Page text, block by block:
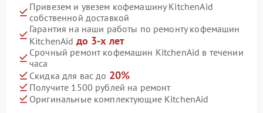
Привезем и увезем кофемашину KitchenAid
собственной доставкой
Гарантия на наши работы по ремонту кофемашин
KitchenAid до 3-х лет
Срочный ремонт кофемашин KitchenAid в течении
часа
Скидка для вас до 20%
Получите 1500 рублей на ремонт
Оригинальные комплектующие KitchenAid